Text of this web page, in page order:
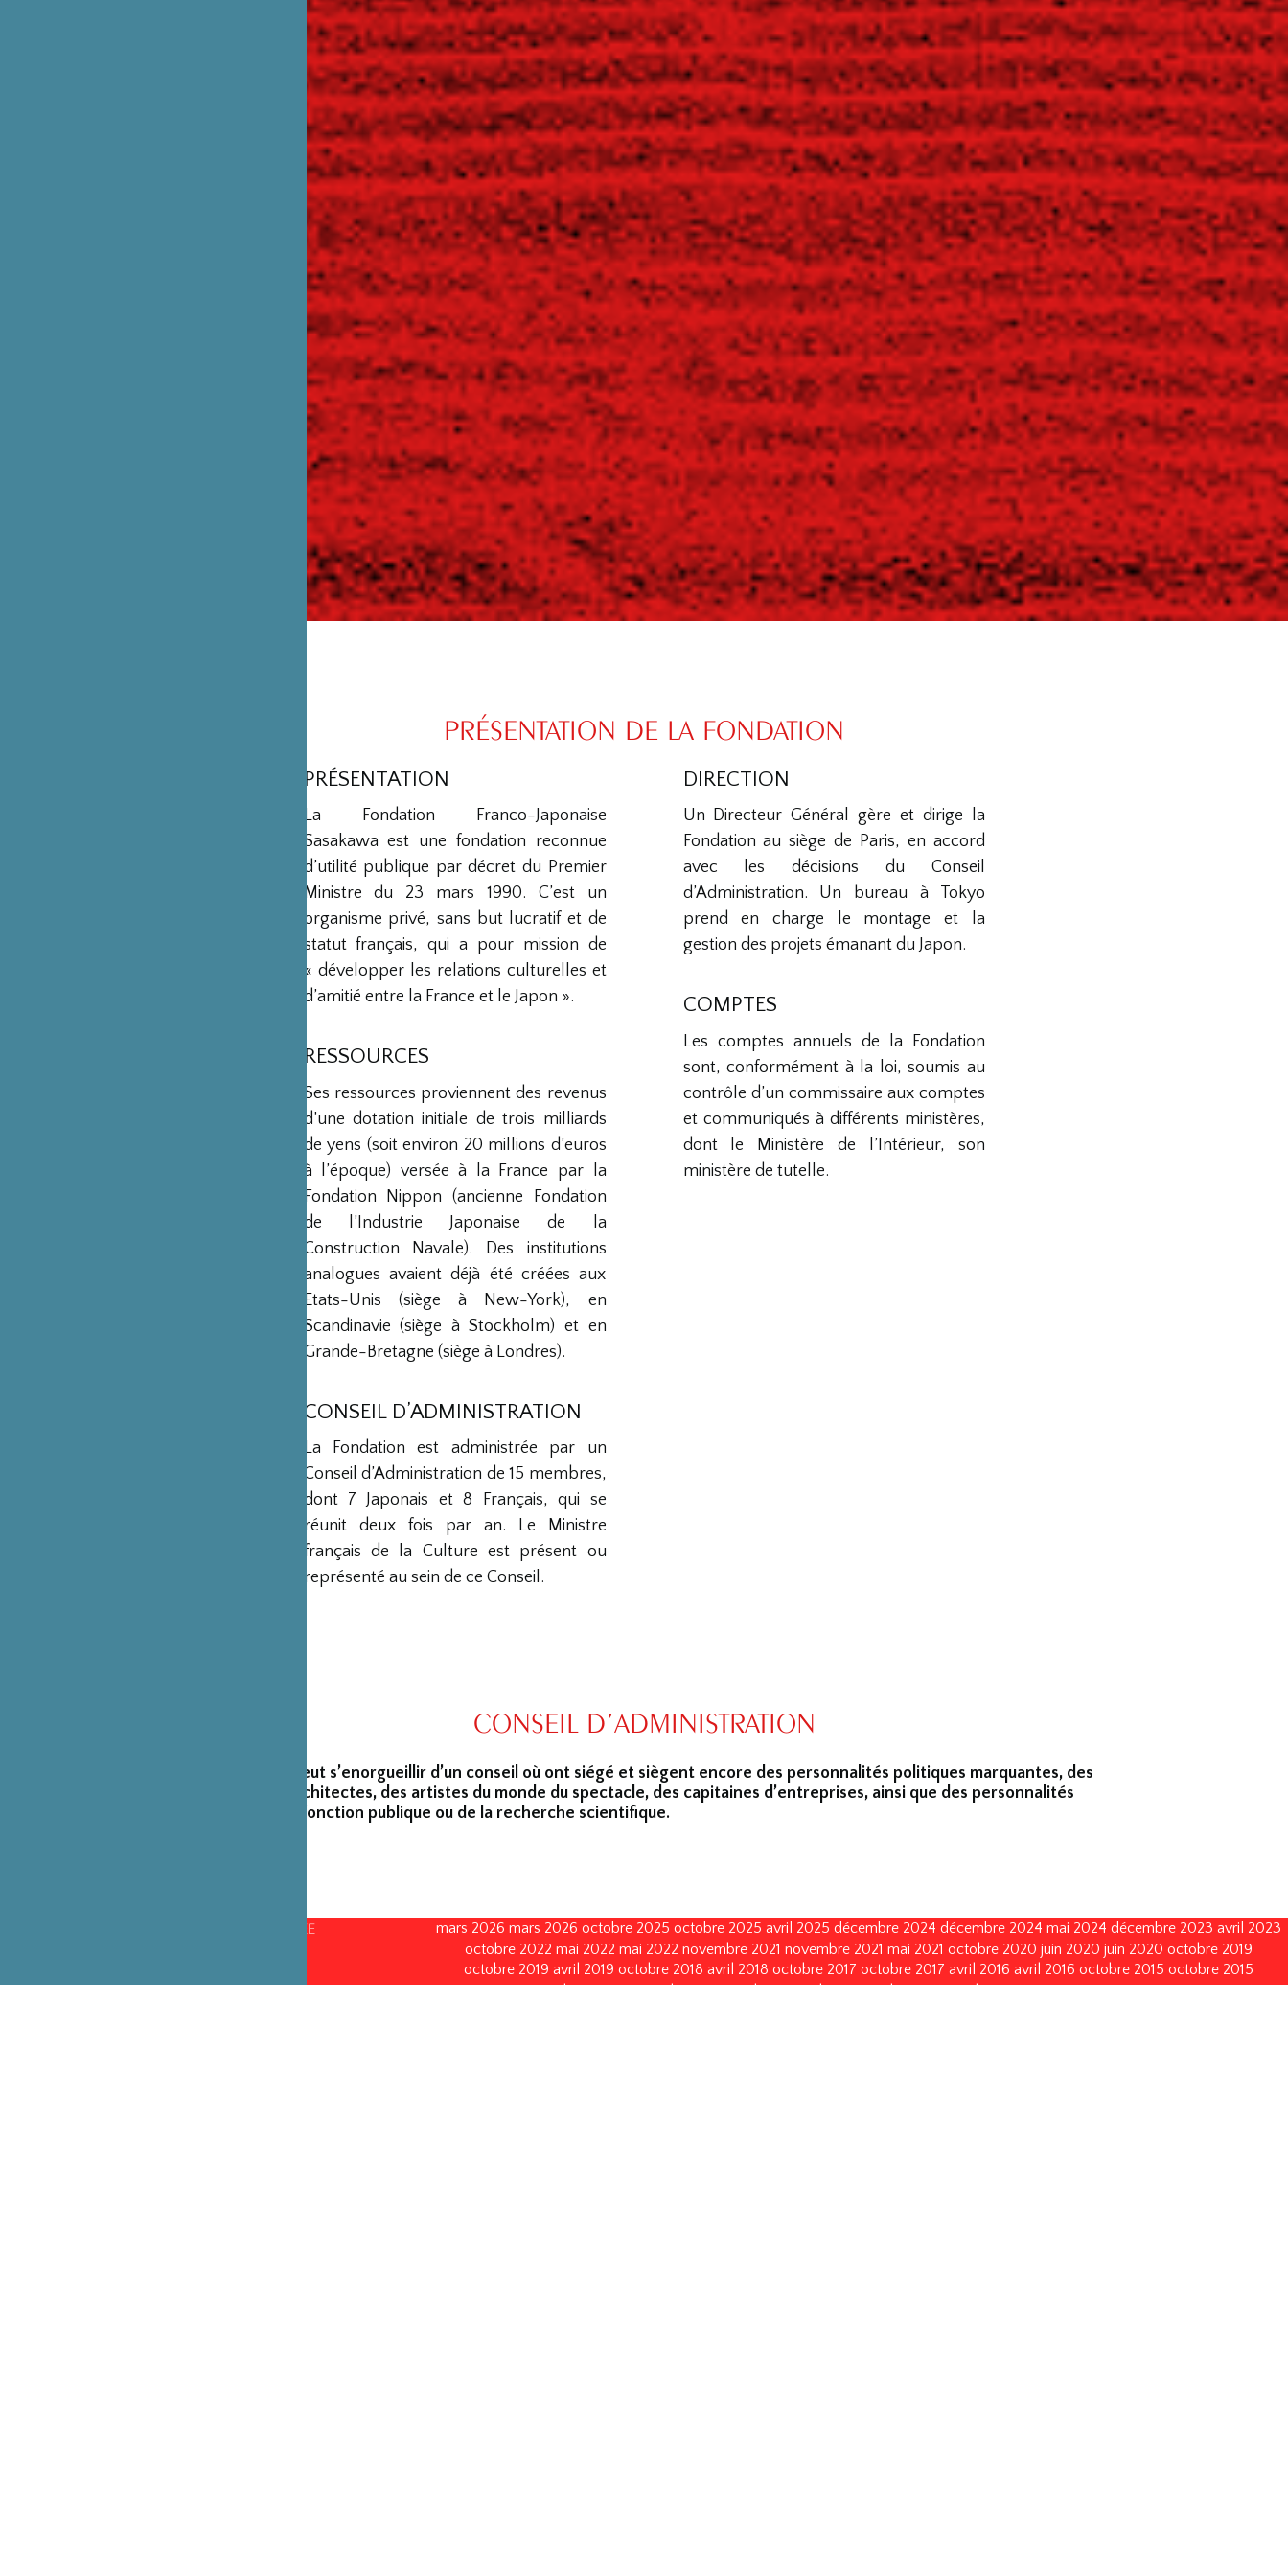
PRÉSENTATION DE LA FONDATION
PRÉSENTATION
La Fondation Franco-Japonaise
Sasakawa est une fondation reconnue
d’utilité publique par décret du Premier
Ministre du 23 mars 1990. C’est un
organisme privé, sans but lucratif et de
statut français, qui a pour mission de
« développer les relations culturelles et
d’amitié entre la France et le Japon ».
RESSOURCES
Ses ressources proviennent des revenus
d’une dotation initiale de trois milliards
de yens (soit environ 20 millions d’euros
à l’époque) versée à la France par la
Fondation Nippon (ancienne Fondation
de l’Industrie Japonaise de la
Construction Navale). Des institutions
analogues avaient déjà été créées aux
Etats-Unis (siège à New-York), en
Scandinavie (siège à Stockholm) et en
Grande-Bretagne (siège à Londres).
CONSEIL D’ADMINISTRATION
La Fondation est administrée par un
Conseil d’Administration de 15 membres,
dont 7 Japonais et 8 Français, qui se
réunit deux fois par an. Le Ministre
français de la Culture est présent ou
représenté au sein de ce Conseil.
DIRECTION
Un Directeur Général gère et dirige la
Fondation au siège de Paris, en accord
avec les décisions du Conseil
d’Administration. Un bureau à Tokyo
prend en charge le montage et la
gestion des projets émanant du Japon.
COMPTES
Les comptes annuels de la Fondation
sont, conformément à la loi, soumis au
contrôle d’un commissaire aux comptes
et communiqués à différents ministères,
dont le Ministère de l’Intérieur, son
ministère de tutelle.
CONSEIL D’ADMINISTRATION
La Fondation peut s’enorgueillir d’un conseil où ont siégé et siègent encore des personnalités politiques marquantes, des
créateurs et architectes, des artistes du monde du spectacle, des capitaines d’entreprises, ainsi que des personnalités
émérites de la fonction publique ou de la recherche scientifique.
CONSEILS D’ADMINISTRATION PAR ANNÉE mars 2026 mars 2026 octobre 2025 octobre 2025 avril 2025 décembre 2024 décembre 2024 mai 2024 décembre 2023 avril 2023
octobre 2022 mai 2022 mai 2022 novembre 2021 novembre 2021 mai 2021 octobre 2020 juin 2020 juin 2020 octobre 2019
octobre 2019 avril 2019 octobre 2018 avril 2018 octobre 2017 octobre 2017 avril 2016 avril 2016 octobre 2015 octobre 2015
janvier 2015 octobre 2014 septembre 2013 avril 2013 avril 2013 octobre 2011 octobre 2011 mai 2011 mai 2011 juin 2010 juin 2010